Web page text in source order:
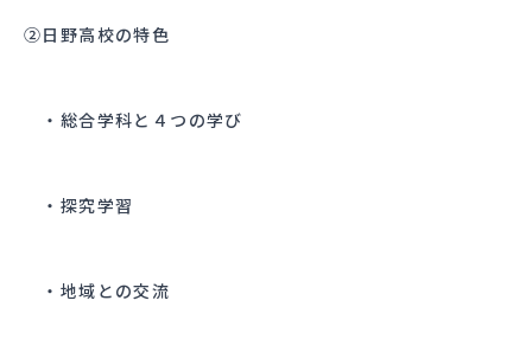
②日野高校の特色
・総合学科と４つの学び
・探究学習
・地域との交流